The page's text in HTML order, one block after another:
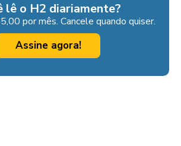
lê o H2 diariamente?
por mês. Cancele quando quiser.
Assine agora!